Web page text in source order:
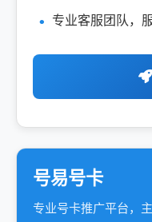
专业客服团队，
号易号卡
专业号卡推广平台，